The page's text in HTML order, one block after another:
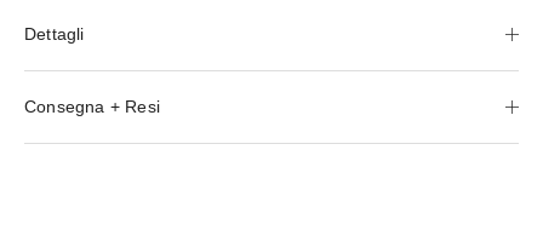
Dettagli
Consegna + Resi